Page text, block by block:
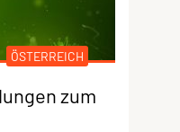
ÖSTERREICH
zum